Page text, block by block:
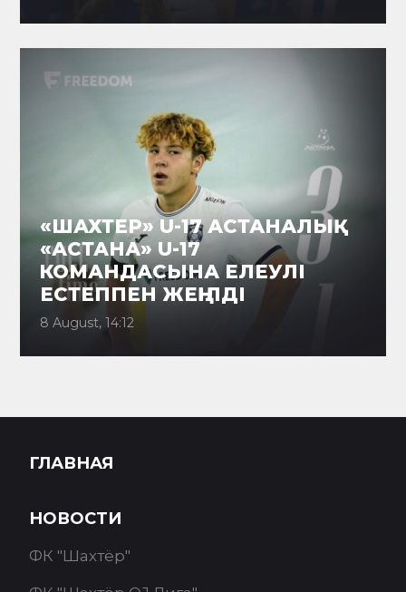
«ШАХТЕР» U-17 АСТАНАЛЫҚ
«АСТАНА» U-17
КОМАНДАСЫНА ЕЛЕУЛІ
ЕСТЕППЕН ЖЕҢІЛДІ
8 August, 14:12
ГЛАВНАЯ
НОВОСТИ
ФК "Шахтёр"